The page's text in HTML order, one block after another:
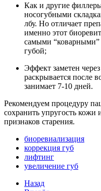
Как и другие
носогубными
лбу. Но отличает
именно этот
самыми
губой;
Эффект заметен
раскрывается после
занимает 7-10 дней.
Рекомендуем процедуру
сохранить упругость
признаков старения.
биоревиализация
коррекция губ
лифтинг
увеличение губ
Назад